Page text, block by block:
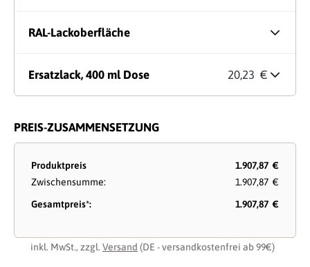
RAL-Lackoberfläche
Ersatzlack, 400 ml Dose 20,23 €
PREIS-ZUSAMMENSETZUNG
Produktpreis
1.907,87 €
Zwischensumme:
1.907,87 €
Gesamtpreis*:
1.907,87 €
inkl. MwSt., zzgl. Versand (DE - versandkostenfrei ab 99€)